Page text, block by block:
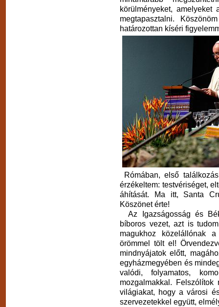
körülményeket, amelyeket
megtapasztalni.
határozottan kíséri
Rómában, első
érzékeltem: testvériséget,
áhítását. Ma itt, Santa
Köszönet érte!
Az Igazságosság és
bíboros vezet, azt is
magukhoz közelállónak
örömmel tölt el!
mindnyájatok előtt,
egyházmegyében és
valódi, folyamatos,
mozgalmakkal.
világiakat, hogy a városi
szervezetekkel együtt,